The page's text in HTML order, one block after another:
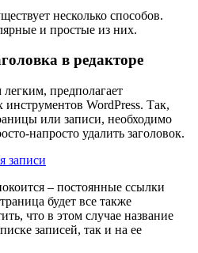
несколько способов.
и простые из них.
в редакторе
предполагает
инструментов WordPress. Так,
или записи, необходимо
напросто удалить заголовок.
– постоянные ссылки
будет все также
что в этом случае название
записей, так и на ее